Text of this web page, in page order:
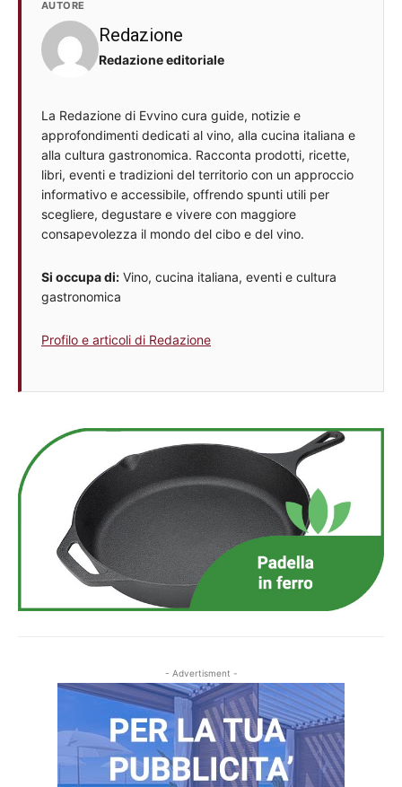
AUTORE
Redazione
Redazione editoriale
La Redazione di Evvino cura guide, notizie e
approfondimenti dedicati al vino, alla cucina italiana e
alla cultura gastronomica. Racconta prodotti, ricette,
libri, eventi e tradizioni del territorio con un approccio
informativo e accessibile, offrendo spunti utili per
scegliere, degustare e vivere con maggiore
consapevolezza il mondo del cibo e del vino.
Si occupa di: Vino, cucina italiana, eventi e cultura
gastronomica
Profilo e articoli di Redazione
- Advertisment -